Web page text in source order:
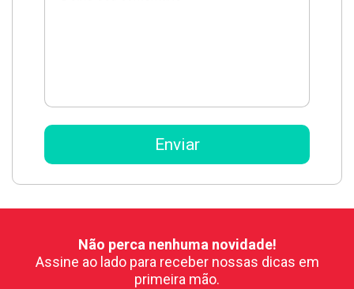
Não perca nenhuma novidade!
Assine ao lado para receber nossas dicas em
primeira mão.